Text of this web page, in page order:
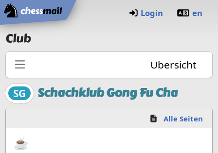
Startseite
Login en
Club
Übersicht
SG Schachklub Gong Fu Cha
Alle Seiten
☕️